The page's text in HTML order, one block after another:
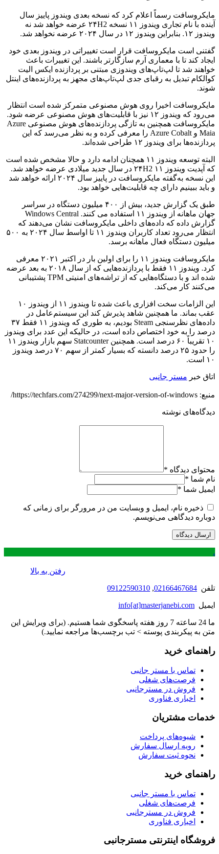
مایکروسافت رسماً اعلام کرد که نسخه بعدی ویندوز پاییز سال
آینده با نام تجاری ویندوز ۱۱ نسخه ۲۴H2 عرضه خواهد شد نه
ویندوز ۱۲. بنابراین ویندوز ۱۲ در سال ۲۰۲۴ عرضه نخواهد شد.
گفتنی است مایکروسافت قرار است تغییراتی در ویندوز بعدی خود
ایجاد کند تا با معماری آرم سازگارتر باشند. این تغییرات باعث
خواهند شد تا لپ‌تاپ‌های ویندوزی مبتنی بر پردازنده‌ ایکس الیت
کوالکام تبدیل به رقبای جدی لپ‌تاپ‌های مجهز به پردازنده‌های اینتل
شوند.
مایکروسافت اخیرا روی هوش مصنوعی متمرکز شده است انتظار
می‌رود که ویندوز ۱۲ نیز با قابلیت‌های هوش مصنوعی عرضه شود.
مایکروسافت همچنین به تازگی پردازنده‌های هوش مصنوعی Azure
Maia و Azure Cobalt را معرفی کرده و به نظر می‌رسد که این
پردازنده‌ها برای ویندوز ۱۲ طراحی شده‌اند.
البته توسعه ویندوز ۱۱ همچنان ادامه دارد و حالا مشخص شده است
که آپدیت ویندوز ۱۱ ۲۴H2 در سال جدید میلادی عرضه خواهد شد.
این نسخه به‌گفته مایکروسافت در پاییز سال ۲۰۲۴ ارائه خواهد شد
و باید ببینیم دارای چه قابلیت‌هایی خواهد بود.
طبق یک گزارش جدید، بیش از ۴۰۰ میلیون دستگاه در سراسر
جهان ماهانه از ویندوز ۱۱ استفاده می کنند. Windows Central
گزارش داده که داده‌های داخلی مایکروسافت نشان می‌دهند که
انتظار می‌رود تعداد کاربران ویندوز ۱۱ تا اواسط سال ۲۰۲۴ به ۵۰۰
میلیون دستگاه فعال ماهانه برسد.
مایکروسافت ویندوز ۱۱ را برای اولین بار در اکتبر ۲۰۲۱ معرفی
کرد. ویندوز ۱۱ فقط با پردازنده‌هایی که از سال ۲۰۱۸ به بعد عرضه
شده اند و با دستگاه‌هایی که از تراشه‌های امنیتی TPM پشتیبانی
می‌کنند کار می‌کند.
این الزامات سخت افزاری باعث شده تا ویندوز ۱۱ از ویندوز ۱۰
عقب بماند. ما همچنین شاهد پذیرش کند این سیستم‌عامل در
داده‌های نظرسنجی Steam بودیم، به طوری که ویندوز ۱۱ فقط ۳۷
درصد را به خود اختصاص داده است، در حالیکه این عدد برای ویندوز
۱۰ تقریباً ۶۰ درصد است. همچنین Statcounter سهم بازار ویندوز ۱۱
را حدود ۲۵ درصد دانسته که بسیار کمتر از سهم ۷۰ درصد ویندوز
۱۰ است.
اتاق خبر مستر جانبی
منبع: https://techfars.com/274299/next-major-version-of-windows/
دیدگاه‌های نوشته
محتوای دیدگاه *
نام شما *
ایمیل شما *
ذخیره نام، ایمیل و وبسایت من در مرورگر برای زمانی که
دوباره دیدگاهی می‌نویسم.
.
رفتن به بالا
تلفن 02166467684
,
09122590310
ایمیل info[at]masterjanebi.com
ما 24 ساعته 7 روز هفته پاسخگوی شما هستیم. (برای ویرایش این
متن به پیکربندی پوسته > تب برچسب‌ها مراجعه نمایید.)
راهنمای خرید
تماس با مستر جانبی
فرصت‌های شغلی
فروش در مسترجانبی
اخباری فناوری
خدمات مشتریان
شیوه‌های پرداخت
رویه ارسال سفارش
نحوه ثبت سفارش
راهنمای خرید
تماس با مستر جانبی
فرصت‌های شغلی
فروش در مسترجانبی
اخباری فناوری
فروشگاه اینترنتی مسترجانبی